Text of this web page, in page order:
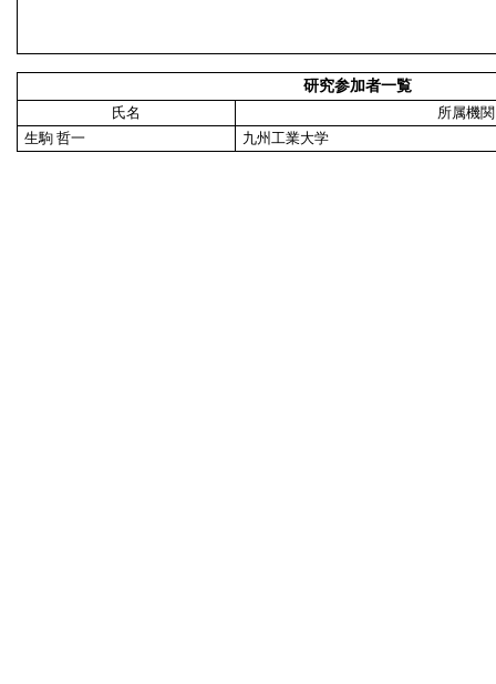
研究参加者一覧
氏名
所属機関
生駒 哲一
九州工業大学